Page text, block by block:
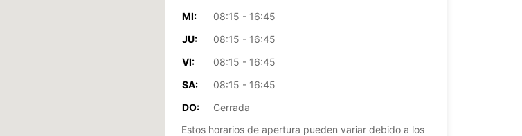
MI:
08:15 - 16:45
JU:
08:15 - 16:45
VI:
08:15 - 16:45
SA:
08:15 - 16:45
DO:
Cerrada
Estos horarios de apertura pueden variar debido a los